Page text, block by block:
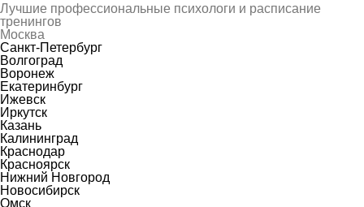
Лучшие профессиональные психологи и расписание
тренингов
Москва
Санкт-Петербург
Волгоград
Воронеж
Екатеринбург
Ижевск
Иркутск
Казань
Калининград
Краснодар
Красноярск
Нижний Новгород
Новосибирск
Омск